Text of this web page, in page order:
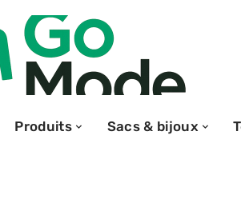
Produits Sacs & bijoux